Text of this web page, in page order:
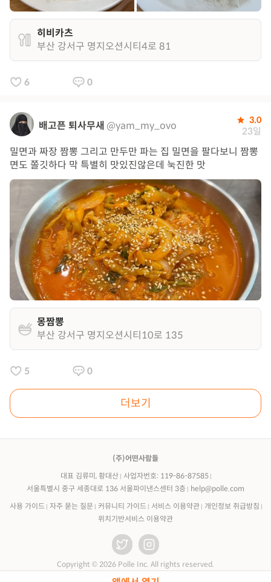
히비카츠
부산 강서구 명지오션시티4로 81
6 0
배고픈 퇴사무새 @yam_my_ovo 3.0
23일
밀면과 짜장 짬뽕 그리고 만두만 파는 집 밀면을 팔다보니 짬뽕
면도 쫄깃하다 막 특별히 맛있진않은데 눅진한 맛
몽짬뽕
부산 강서구 명지오션시티10로 135
5 0
더보기
(주)어떤사람들
대표 김류미, 황대산
사업자번호: 119-86-87585
서울특별시 중구 세종대로 136 서울파이낸스센터 3층
help@polle.com
사용 가이드 자주 묻는 질문 커뮤니티 가이드 서비스 이용약관
개인정보 취급방침
위치기반서비스 이용약관
Copyright © 2026 Polle Inc. All rights reserved.